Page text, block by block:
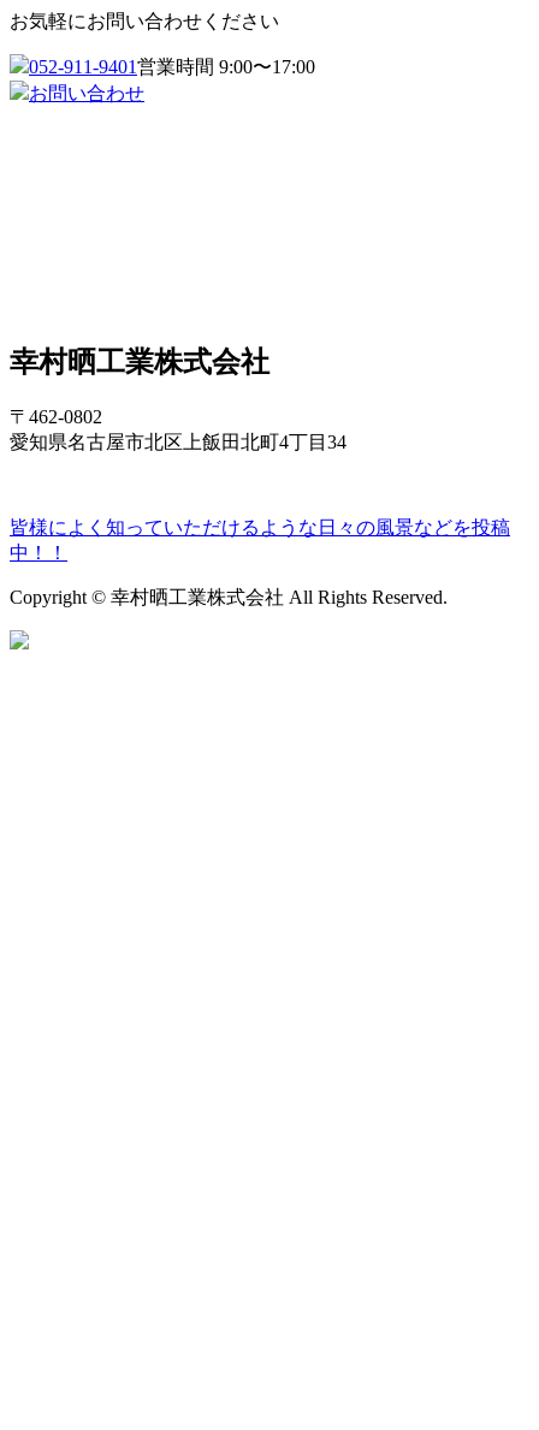
お気軽にお問い合わせください
052-911-9401営業時間 9:00〜17:00
お問い合わせ
幸村晒工業株式会社
〒462-0802
愛知県名古屋市北区上飯田北町4丁目34
皆様によく知っていただけるような日々の風景などを投稿
中！！
Copyright © 幸村晒工業株式会社 All Rights Reserved.